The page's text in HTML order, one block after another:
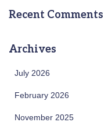
Recent Comments
Archives
July 2026
February 2026
November 2025